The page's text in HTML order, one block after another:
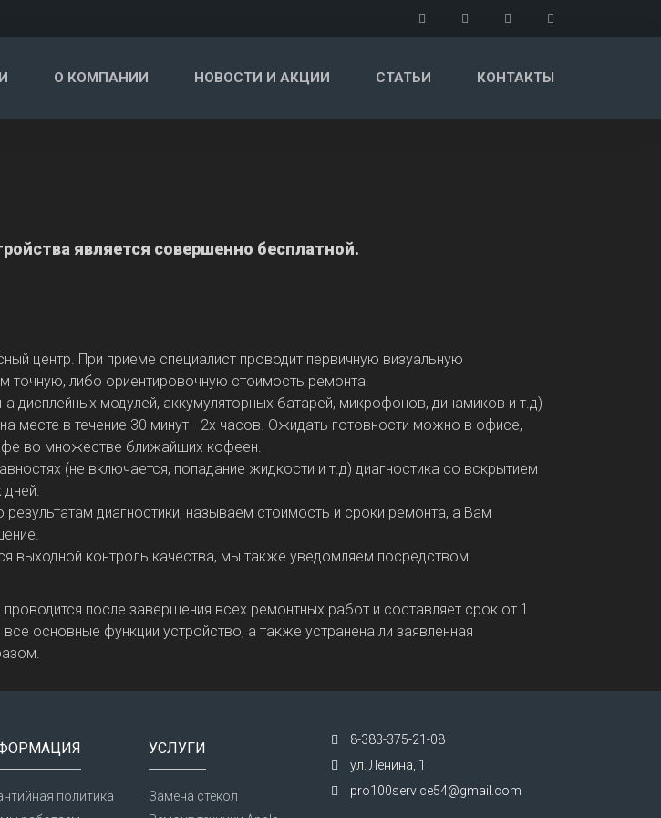
О КОМПАНИИ НОВОСТИ И АКЦИИ СТАТЬИ КОНТАКТЫ
является совершенно бесплатной.
центр. При приеме специалист проводит первичную визуальную
точную, либо ориентировочную стоимость ремонта.
дисплейных модулей, аккумуляторных батарей, микрофонов, динамиков и т.д)
месте в течение 30 минут - 2х часов. Ожидать готовности можно в офисе,
во множестве ближайших кофеен.
(не включается, попадание жидкости и т.д) диагностика со вскрытием
дней.
диагностики, называем стоимость и сроки ремонта, а Вам
выходной контроль качества, мы также уведомляем посредством
после завершения всех ремонтных работ и составляет срок от 1
основные функции устройство, а также устранена ли заявленная
политика
УСЛУГИ
Замена стекол
8-383-375-21-08
ул. Ленина, 1
pro100service54@gmail.com